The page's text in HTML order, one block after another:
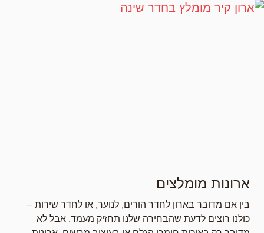
ארונות מומלצים
בין אם מדובר בארון לחדר הורים, לנוער, או לחדר שירות –
כולנו רוצים לדעת שהבחירה שלנו תחזיק מעמד. אבל לא